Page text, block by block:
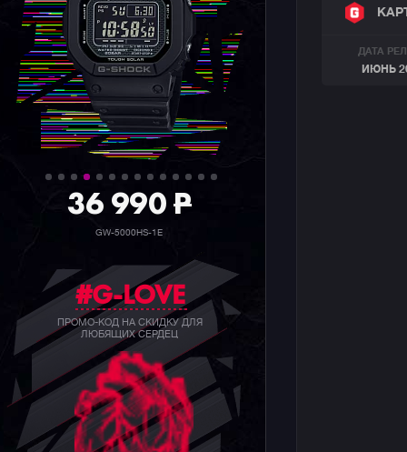
36 990P
GW-5000HS-1E
#G-LOVE
ПРОМО-КОД НА СКИДКУ ДЛЯ
ЛЮБЯЩИХ СЕРДЕЦ
ДАТА
ИЮНЬ